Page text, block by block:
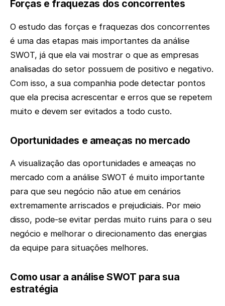
Forças e fraquezas dos concorrentes
O estudo das forças e fraquezas dos concorrentes
é uma das etapas mais importantes da análise
SWOT, já que ela vai mostrar o que as empresas
analisadas do setor possuem de positivo e negativo.
Com isso, a sua companhia pode detectar pontos
que ela precisa acrescentar e erros que se repetem
muito e devem ser evitados a todo custo.
Oportunidades e ameaças no mercado
A visualização das oportunidades e ameaças no
mercado com a análise SWOT é muito importante
para que seu negócio não atue em cenários
extremamente arriscados e prejudiciais. Por meio
disso, pode-se evitar perdas muito ruins para o seu
negócio e melhorar o direcionamento das energias
da equipe para situações melhores.
Como usar a análise SWOT para sua
estratégia